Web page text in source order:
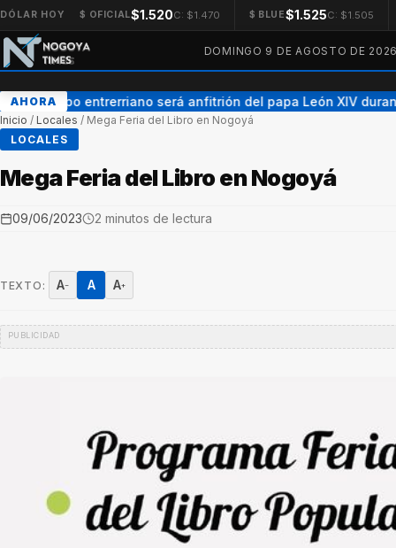
DÓLAR HOY $ OFICIAL$1.520C: $1.470 $ BLUE$1.525C: $1.505
DOMINGO 9 DE AGOSTO DE
AHORA
Un obispo entrerriano será anfitrión del papa León XIV
Inicio / Locales / Mega Feria del Libro en Nogoyá
LOCALES
Mega Feria del Libro en Nogoyá
09/06/2023 2 minutos de lectura
TEXTO: A− A A+